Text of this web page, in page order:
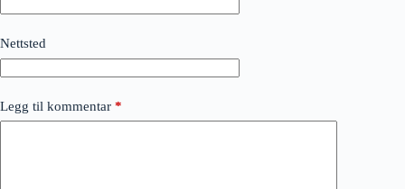
Nettsted
Legg til kommentar *